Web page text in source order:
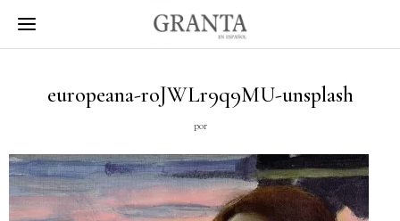
europeana-roJWLr9q9MU-unsplash
por